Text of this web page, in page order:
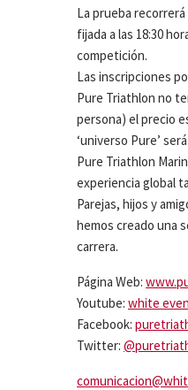
La prueba
fijada a las 18:30
competición.
Las inscripciones
Pure Triathlon no
persona) el precio
‘universo Pure’
Pure Triathlon
experiencia global
Parejas, hijos y
hemos creado una
carrera.
Página Web:
Youtube: white
Facebook:
Twitter: